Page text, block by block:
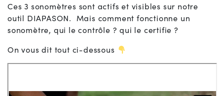
Ces 3 sonomètres sont actifs et visibles sur notre
outil DIAPASON. Mais comment fonctionne un
sonomètre, qui le contrôle ? qui le certifie ?
On vous dit tout ci-dessous